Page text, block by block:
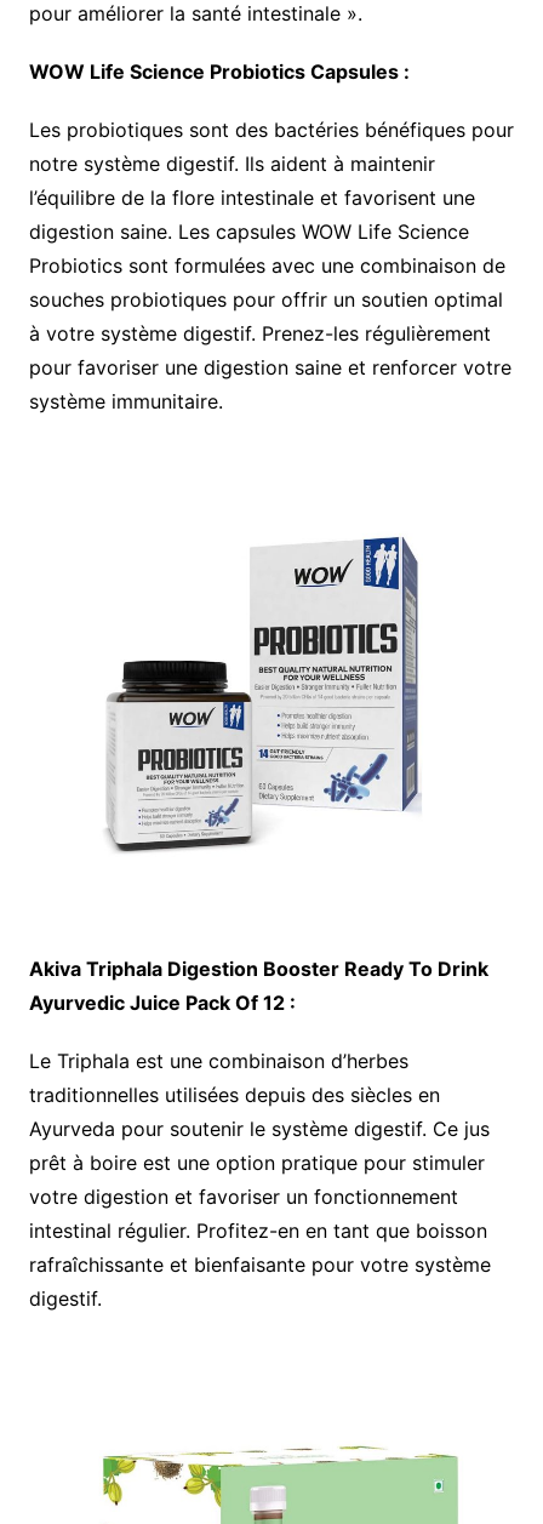
pour améliorer la santé intestinale ».
WOW Life Science Probiotics Capsules :
Les probiotiques sont des bactéries bénéfiques pour
notre système digestif. Ils aident à maintenir
l’équilibre de la flore intestinale et favorisent une
digestion saine. Les capsules WOW Life Science
Probiotics sont formulées avec une combinaison de
souches probiotiques pour offrir un soutien optimal
à votre système digestif. Prenez-les régulièrement
pour favoriser une digestion saine et renforcer votre
système immunitaire.
Akiva Triphala Digestion Booster Ready To Drink
Ayurvedic Juice Pack Of 12 :
Le Triphala est une combinaison d’herbes
traditionnelles utilisées depuis des siècles en
Ayurveda pour soutenir le système digestif. Ce jus
prêt à boire est une option pratique pour stimuler
votre digestion et favoriser un fonctionnement
intestinal régulier. Profitez-en en tant que boisson
rafraîchissante et bienfaisante pour votre système
digestif.